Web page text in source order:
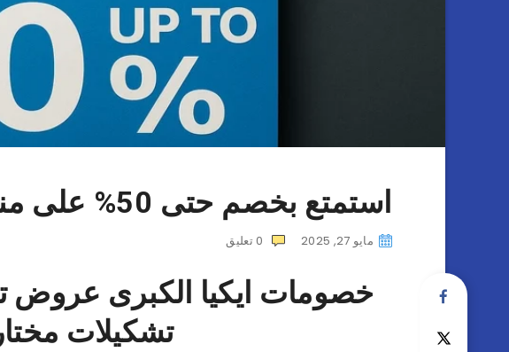
استمتع بخصم حتى 50% على منتجات ايكيا
مايو 27, 2025 0 تعليق
تشكيلات